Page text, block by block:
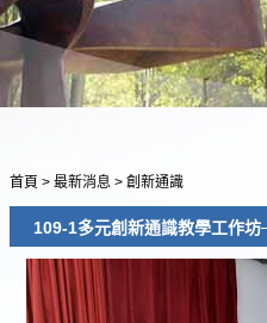
首頁 > 最新消息 > 創新通識
109-1多元創新通識教學工作